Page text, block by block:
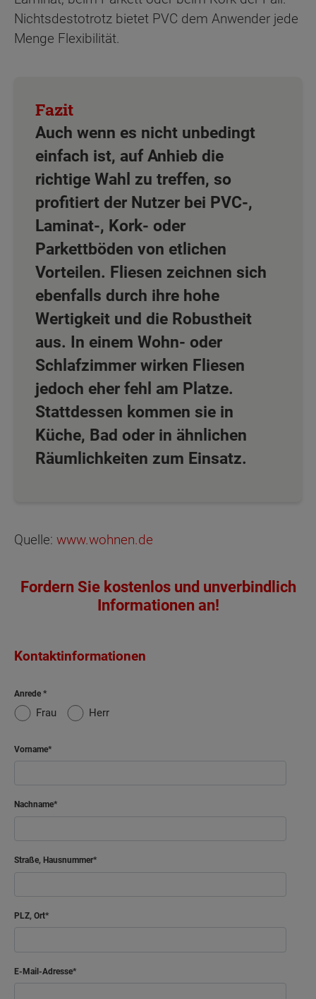
Nichtsdestotrotz bietet PVC dem Anwender jede
Menge Flexibilität.
Auch wenn es nicht unbedingt
einfach ist, auf Anhieb die
richtige Wahl zu treffen, so
profitiert der Nutzer bei PVC-,
Laminat-, Kork- oder
Parkettböden von etlichen
Vorteilen. Fliesen zeichnen sich
ebenfalls durch ihre hohe
Wertigkeit und die Robustheit
aus. In einem Wohn- oder
Schlafzimmer wirken Fliesen
jedoch eher fehl am Platze.
Stattdessen kommen sie in
Küche, Bad oder in ähnlichen
Räumlichkeiten zum Einsatz.
Quelle: www.wohnen.de
Fordern Sie kostenlos und unverbindlich
Informationen an!
Kontaktinformationen
Anrede
Frau Herr
Vorname
Nachname
Straße, Hausnummer
PLZ, Ort
E-Mail-Adresse